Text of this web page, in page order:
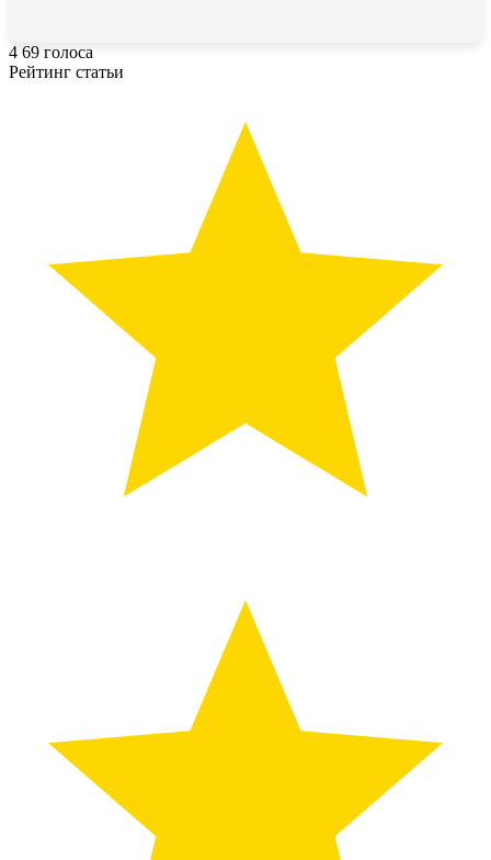
4 69 голоса
Рейтинг статьи